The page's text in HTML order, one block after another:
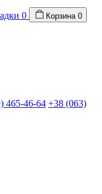
0 Корзина 0
465-46-64 +38 (063)